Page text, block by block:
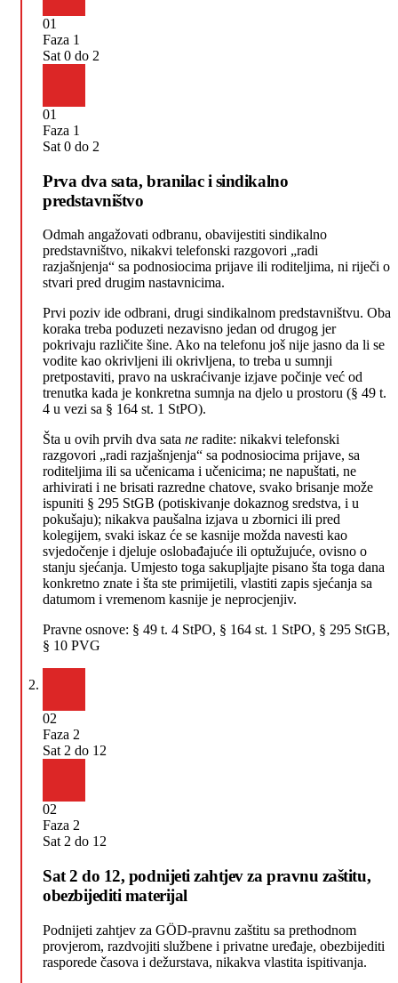
01
Faza 1
Sat 0 do 2
01
Faza 1
Sat 0 do 2
Prva dva sata, branilac i sindikalno
predstavništvo
Odmah angažovati odbranu, obavijestiti sindikalno
predstavništvo, nikakvi telefonski razgovori „radi
razjašnjenja“ sa podnosiocima prijave ili roditeljima, ni riječi o
stvari pred drugim nastavnicima.
Prvi poziv ide odbrani, drugi sindikalnom predstavništvu. Oba
koraka treba poduzeti nezavisno jedan od drugog jer
pokrivaju različite šine. Ako na telefonu još nije jasno da li se
vodite kao okrivljeni ili okrivljena, to treba u sumnji
pretpostaviti, pravo na uskraćivanje izjave počinje već od
trenutka kada je konkretna sumnja na djelo u prostoru (§ 49 t.
4 u vezi sa § 164 st. 1 StPO).
Šta u ovih prvih dva sata ne radite: nikakvi telefonski
razgovori „radi razjašnjenja“ sa podnosiocima prijave, sa
roditeljima ili sa učenicama i učenicima; ne napuštati, ne
arhivirati i ne brisati razredne chatove, svako brisanje može
ispuniti § 295 StGB (potiskivanje dokaznog sredstva, i u
pokušaju); nikakva paušalna izjava u zbornici ili pred
kolegijem, svaki iskaz će se kasnije možda navesti kao
svjedočenje i djeluje oslobađajuće ili optužujuće, ovisno o
stanju sjećanja. Umjesto toga sakupljajte pisano šta toga dana
konkretno znate i šta ste primijetili, vlastiti zapis sjećanja sa
datumom i vremenom kasnije je neprocjenjiv.
Pravne osnove: § 49 t. 4 StPO, § 164 st. 1 StPO, § 295 StGB,
§ 10 PVG
02
Faza 2
Sat 2 do 12
02
Faza 2
Sat 2 do 12
Sat 2 do 12, podnijeti zahtjev za pravnu zaštitu,
obezbijediti materijal
Podnijeti zahtjev za GÖD-pravnu zaštitu sa prethodnom
provjerom, razdvojiti službene i privatne uređaje, obezbijediti
rasporede časova i dežurstava, nikakva vlastita ispitivanja.